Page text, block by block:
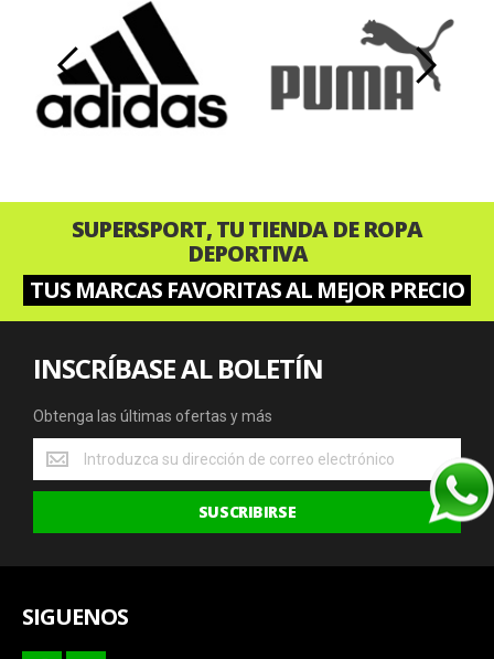
‹ ›
SUPERSPORT, TU TIENDA DE ROPA
DEPORTIVA
TUS MARCAS FAVORITAS AL MEJOR PRECIO
INSCRÍBASE AL BOLETÍN
Obtenga las últimas ofertas y más
Obtenga
las
últimas
y
SUSCRIBIRSE
SIGUENOS